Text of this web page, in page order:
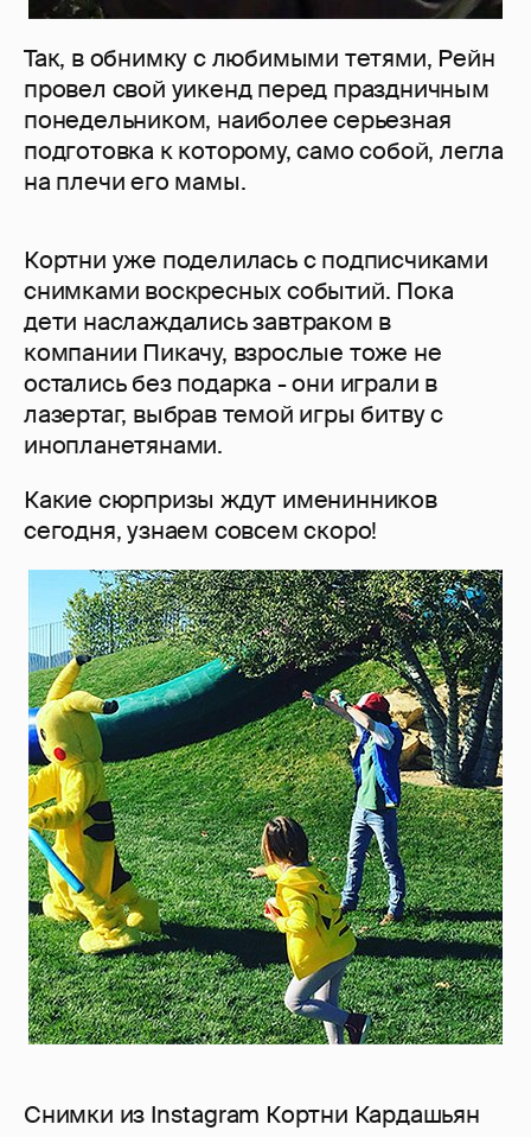
Так, в обнимку с любимыми тетями, Рейн
провел свой уикенд перед праздничным
понедельником, наиболее серьезная
подготовка к которому, само собой, легла
на плечи его мамы.
Кортни уже поделилась с подписчиками
снимками воскресных событий. Пока
дети наслаждались завтраком в
компании Пикачу, взрослые тоже не
остались без подарка - они играли в
лазертаг, выбрав темой игры битву с
инопланетянами.
Какие сюрпризы ждут именинников
сегодня, узнаем совсем скоро!
Снимки из Instagram Кортни Кардашьян